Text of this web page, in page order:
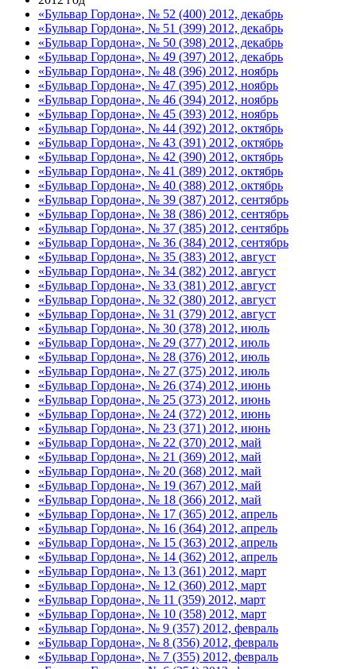
«Бульвар Гордона», № 52 (400) 2012, декабрь
«Бульвар Гордона», № 51 (399) 2012, декабрь
«Бульвар Гордона», № 50 (398) 2012, декабрь
«Бульвар Гордона», № 49 (397) 2012, декабрь
«Бульвар Гордона», № 48 (396) 2012, ноябрь
«Бульвар Гордона», № 47 (395) 2012, ноябрь
«Бульвар Гордона», № 46 (394) 2012, ноябрь
«Бульвар Гордона», № 45 (393) 2012, ноябрь
«Бульвар Гордона», № 44 (392) 2012, октябрь
«Бульвар Гордона», № 43 (391) 2012, октябрь
«Бульвар Гордона», № 42 (390) 2012, октябрь
«Бульвар Гордона», № 41 (389) 2012, октябрь
«Бульвар Гордона», № 40 (388) 2012, октябрь
«Бульвар Гордона», № 39 (387) 2012, сентябрь
«Бульвар Гордона», № 38 (386) 2012, сентябрь
«Бульвар Гордона», № 37 (385) 2012, сентябрь
«Бульвар Гордона», № 36 (384) 2012, сентябрь
«Бульвар Гордона», № 35 (383) 2012, август
«Бульвар Гордона», № 34 (382) 2012, август
«Бульвар Гордона», № 33 (381) 2012, август
«Бульвар Гордона», № 32 (380) 2012, август
«Бульвар Гордона», № 31 (379) 2012, август
«Бульвар Гордона», № 30 (378) 2012, июль
«Бульвар Гордона», № 29 (377) 2012, июль
«Бульвар Гордона», № 28 (376) 2012, июль
«Бульвар Гордона», № 27 (375) 2012, июль
«Бульвар Гордона», № 26 (374) 2012, июнь
«Бульвар Гордона», № 25 (373) 2012, июнь
«Бульвар Гордона», № 24 (372) 2012, июнь
«Бульвар Гордона», № 23 (371) 2012, июнь
«Бульвар Гордона», № 22 (370) 2012, май
«Бульвар Гордона», № 21 (369) 2012, май
«Бульвар Гордона», № 20 (368) 2012, май
«Бульвар Гордона», № 19 (367) 2012, май
«Бульвар Гордона», № 18 (366) 2012, май
«Бульвар Гордона», № 17 (365) 2012, апрель
«Бульвар Гордона», № 16 (364) 2012, апрель
«Бульвар Гордона», № 15 (363) 2012, апрель
«Бульвар Гордона», № 14 (362) 2012, апрель
«Бульвар Гордона», № 13 (361) 2012, март
«Бульвар Гордона», № 12 (360) 2012, март
«Бульвар Гордона», № 11 (359) 2012, март
«Бульвар Гордона», № 10 (358) 2012, март
«Бульвар Гордона», № 9 (357) 2012, февраль
«Бульвар Гордона», № 8 (356) 2012, февраль
«Бульвар Гордона», № 7 (355) 2012, февраль